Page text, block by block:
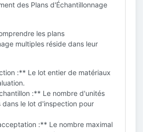
des Plans d'Échantillonnage
les plans
multiples réside dans leur
:** Le lot entier de matériaux
:** Le nombre d'unités
dans le lot d'inspection pour
:** Le nombre maximal